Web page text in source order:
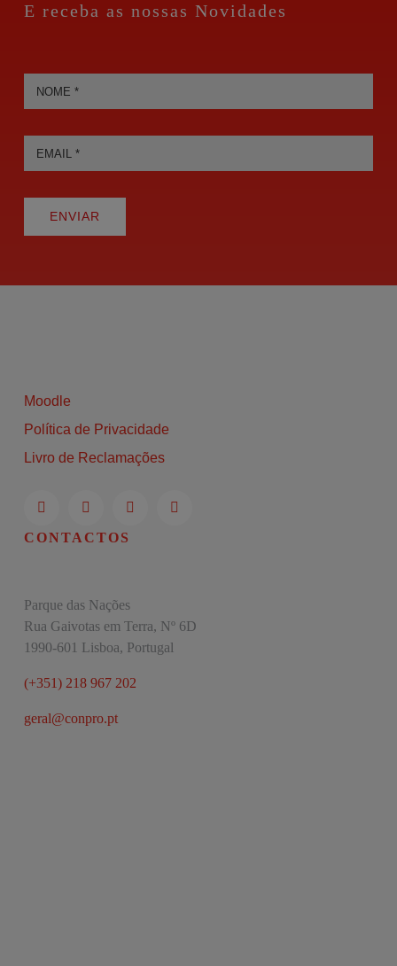
E receba as nossas Novidades
ENVIAR
Moodle
Política de Privacidade
Livro de Reclamações
CONTACTOS
Parque das Nações
Rua Gaivotas em Terra, Nº 6D
1990-601 Lisboa, Portugal
(+351) 218 967 202
geral@conpro.pt